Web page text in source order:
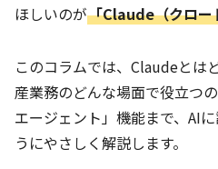
ほしいのが「Claude（クロー
このコラムでは、Claudeとは
産業務のどんな場面で役立つ
エージェント」機能まで、AI
うにやさしく解説します。